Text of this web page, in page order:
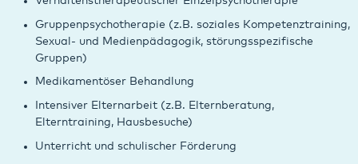
Gruppenpsychotherapie (z.B. soziales Kompetenztraining,
Sexual- und Medienpädagogik, störungsspezifische
Gruppen)
Medikamentöser Behandlung
Intensiver Elternarbeit (z.B. Elternberatung,
Elterntraining, Hausbesuche)
Unterricht und schulischer Förderung